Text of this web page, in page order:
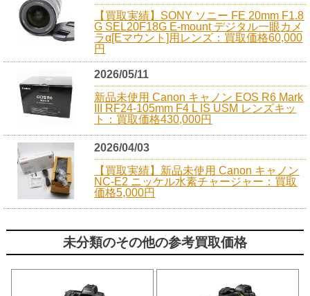
【買取実績】SONY ソニー FE 20mm F1.8
G SEL20F18G E-mount デジタル一眼カメ
ラα[Eマウント]用レンズ：買取価格60,000
円
2026/05/11
新品未使用 Canon キャノン EOS R6 Mark
III RF24-105mm F4 L IS USM レンズキッ
ト：買取価格430,000円
2026/04/03
【買取実績】新品未使用 Canon キャノン
NC-E2 ニッケル水素チャージャー：買取
価格5,000円
未分類のその他の参考買取価格